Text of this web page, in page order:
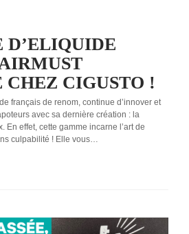
CHEZ CIGUSTO !
français de renom, continue d’innover et
avec sa dernière création : la
En effet, cette gamme incarne l’art de
culpabilité ! Elle vous…